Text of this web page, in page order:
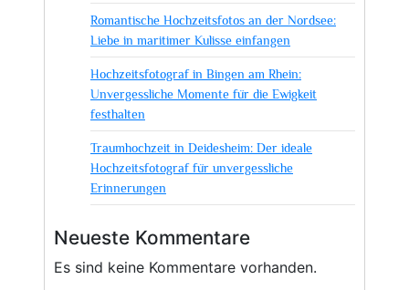
Romantische Hochzeitsfotos an der Nordsee:
Liebe in maritimer Kulisse einfangen
Hochzeitsfotograf in Bingen am Rhein:
Unvergessliche Momente für die Ewigkeit
festhalten
Traumhochzeit in Deidesheim: Der ideale
Hochzeitsfotograf für unvergessliche
Erinnerungen
Neueste Kommentare
Es sind keine Kommentare vorhanden.